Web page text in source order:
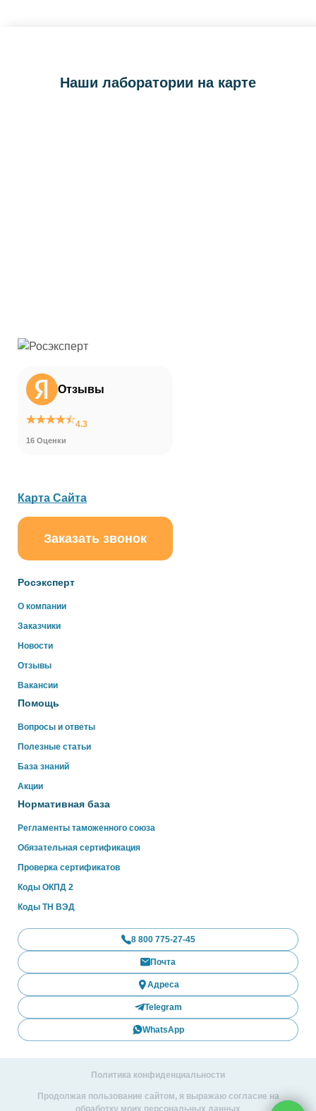
Наши лаборатории на карте
Отзывы
4.3
16 Оценки
Росэксперт
О компании
Заказчики
Новости
Отзывы
Вакансии
Помощь
Вопросы и ответы
Полезные статьи
База знаний
Акции
Нормативная база
Регламенты таможенного союза
Обязательная сертификация
Проверка сертификатов
Коды ОКПД 2
Коды ТН ВЭД
Карта Сайта
Заказать звонок
8 800 775-27-45
Почта
Адреса
Telegram
WhatsApp
Политика конфиденциальности
Продолжая пользование сайтом, я выражаю согласие на
online
Здравствуйте!
Свяжитесь с нами через WhatsApp нажав на кнопку